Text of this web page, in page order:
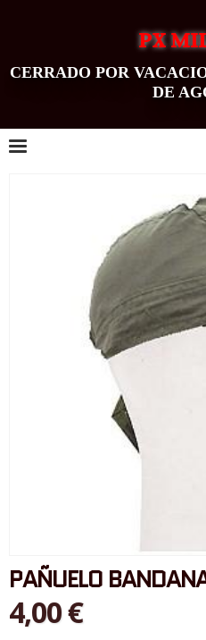
PX
CERRADO POR
DE
PAÑUELO
4,00 €